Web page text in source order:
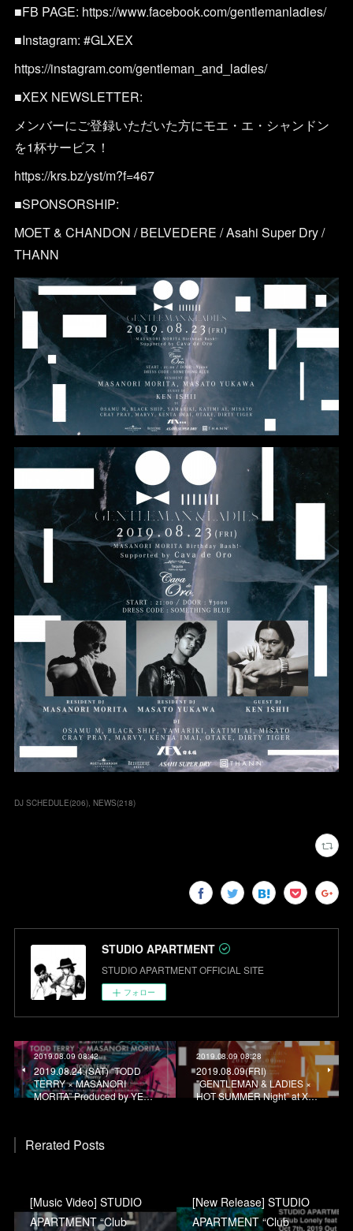
■FB PAGE: https://www.facebook.com/gentlemanladies/
■Instagram: #GLXEX
https://instagram.com/gentleman_and_ladies/
■XEX NEWSLETTER:
メンバーにご登録いただいた方にモエ・エ・シャンドン
を1杯サービス！
https://krs.bz/yst/m?f=467
■SPONSORSHIP:
MOET & CHANDON / BELVEDERE / Asahi Super Dry /
THANN
DJ SCHEDULE(206) NEWS(218)
STUDIO APARTMENT
STUDIO APARTMENT OFFICIAL SITE
フォロー
2019.08.09 08:42
2019.08.24.(SAT) “TODD
TERRY × MASANORI
MORITA” Produced by YE…
2019.08.09 08:28
2019.08.09(FRI)
"GENTLEMAN & LADIES ×
HOT SUMMER Night” at X…
Rerated Posts
[Music Video] STUDIO
APARTMENT “Club
[New Release] STUDIO
APARTMENT “Club